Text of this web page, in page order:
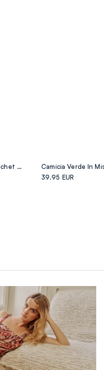
Polo A Righe Bianche E Blu In Crochet Di Cotone Elasticizzato
39.95 EUR